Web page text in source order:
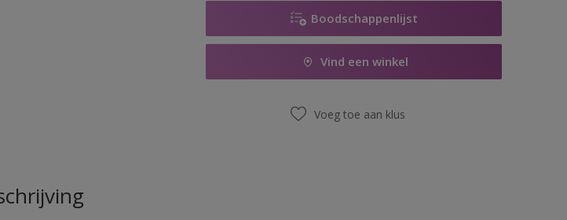
Boodschappenlijst
Vind een winkel
Voeg toe aan klus